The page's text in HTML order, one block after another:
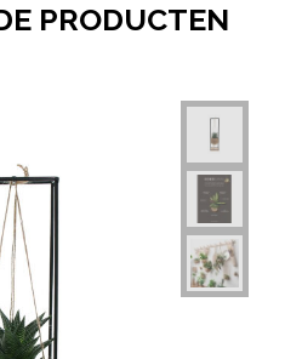
PRODUCTEN